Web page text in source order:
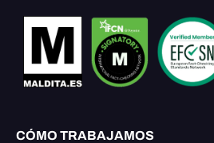
CÓMO TRABAJAMOS